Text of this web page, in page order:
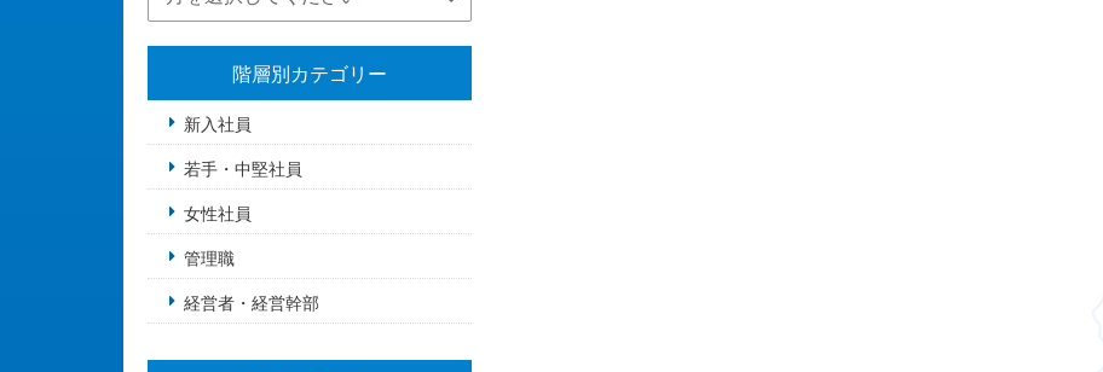
階層別カテゴリー
新入社員
若手・中堅社員
女性社員
管理職
経営者・経営幹部